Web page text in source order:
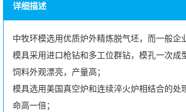
详细描述
中牧环模选用优质炉外精炼脱气坯，而一般企
模具采用进口枪钻和多工位群钻，模孔一次成
饲料外观漂亮，产量高；
模具选用美国真空炉和连续淬火炉相结合的处
命高一倍；